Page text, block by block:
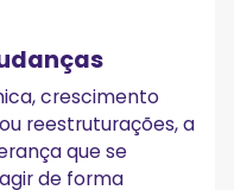
crescimento
reestruturações, a
que se
de forma